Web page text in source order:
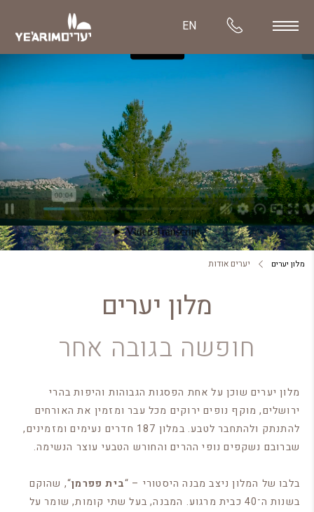
EN
מלון יערים יערים אודות
מלון יערים
חופשה בגובה אחר
מלון יערים שוכן על אחת הפסגות הגבוהות והיפות בהרי
ירושלים, מוקף נופים ירוקים מכל עבר ומזמין את האורחים
להתנתק ולהתחבר לטבע. במלון 187 חדרים נעימים ומזמינים,
שברובם נשקפים נופי ההרים והחורש הטבעי עוצר הנשימה.
בלבו של המלון ניצב מבנה היסטורי – “בית פפרמן“, שהוקם
בשנות ה־40 כבית מרגוע. המבנה, בעל שתי קומות, שומר על